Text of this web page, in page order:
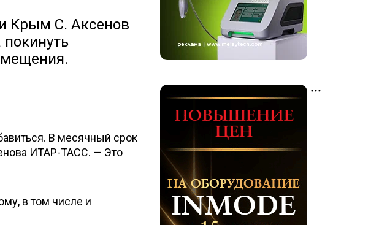
Крым С. Аксенов
В месячный срок
ИТАР-ТАСС. — Это
в том числе и